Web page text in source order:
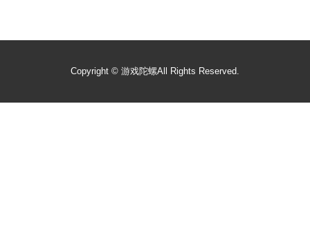
Copyright © 游戏陀螺All Rights Reserved.